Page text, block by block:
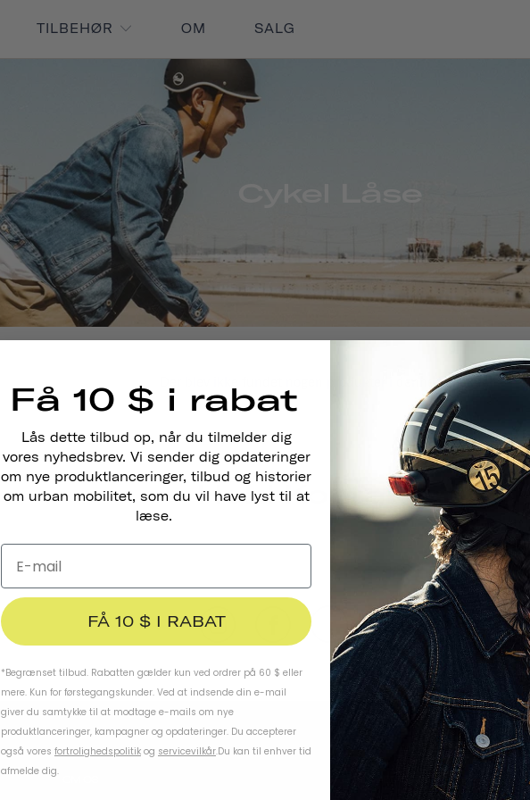
TILBEHØR OM SALG
Der blev ikke fundet nogen produkter i denne kollektion.
Hold Kontakten
ARBEJD MED OS
Få 10 $ i rabat
Lås dette tilbud op, når du tilmelder dig
vores nyhedsbrev. Vi sender dig opdateringer
om nye produktlanceringer, tilbud og historier
om urban mobilitet, som du vil have lyst til at
læse.
FÅ 10 $ I RABAT
*Begrænset tilbud. Rabatten gælder kun ved ordrer på 60 $ eller
mere. Kun for førstegangskunder. Ved at indsende din e-mail
giver du samtykke til at modtage e-mails om nye
produktlanceringer, kampagner og opdateringer. Du accepterer
også vores fortrolighedspolitik og servicevilkår.Du kan til enhver tid
afmelde dig.